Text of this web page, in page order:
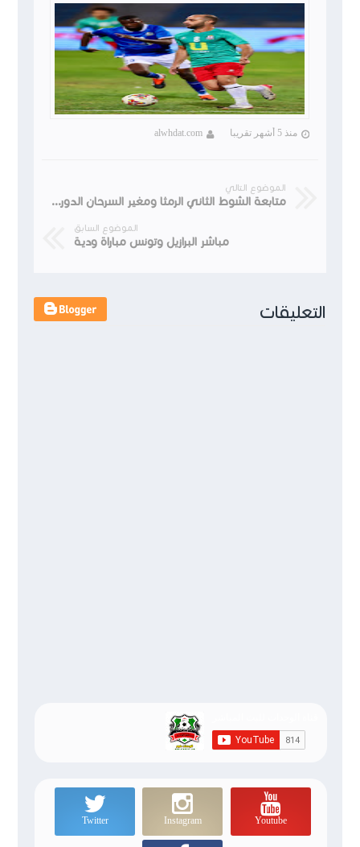
منذ 5 أشهر تقريبا alwhdat.com
الموضوع التالي
متابعة الشوط الثاني الرمثا ومغير السرحان الدوري الاردني الجوله 18
الموضوع السابق
مباشر البرازيل وتونس مباراة ودية
التعليقات
Youtube
Instagram
Twitter